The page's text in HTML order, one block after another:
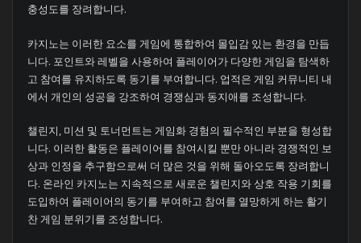
충성도를 장려합니다.
카지노는 이러한 요소를 게임에 통합하여 몰입감 있는 환경을 만듭
니다. 포인트와 레벨을 사용하여 플레이어가 다양한 게임을 탐색하
고 참여를 유지하도록 동기를 부여합니다. 업적은 게임 커뮤니티 내
에서 개인의 성공을 강조하여 경쟁심과 동지애를 조성합니다.
챌린지, 미션 및 토너먼트는 게임화 경험의 필수적인 부분을 형성합
니다. 이러한 활동은 플레이어를 참여시킬 뿐만 아니라 경쟁적인 보
상과 인정을 추구함으로써 더 많은 것을 위해 돌아오도록 장려합니
다. 온라인 카지노는 지속적으로 새로운 챌린지와 상호 작용 기회를
도입하여 플레이어의 동기를 부여하고 참여를 열망하게 하는 활기
찬 게임 분위기를 조성합니다.